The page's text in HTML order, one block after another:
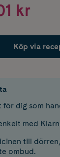
kr
Köp via
för dig som
med
till
ombud.